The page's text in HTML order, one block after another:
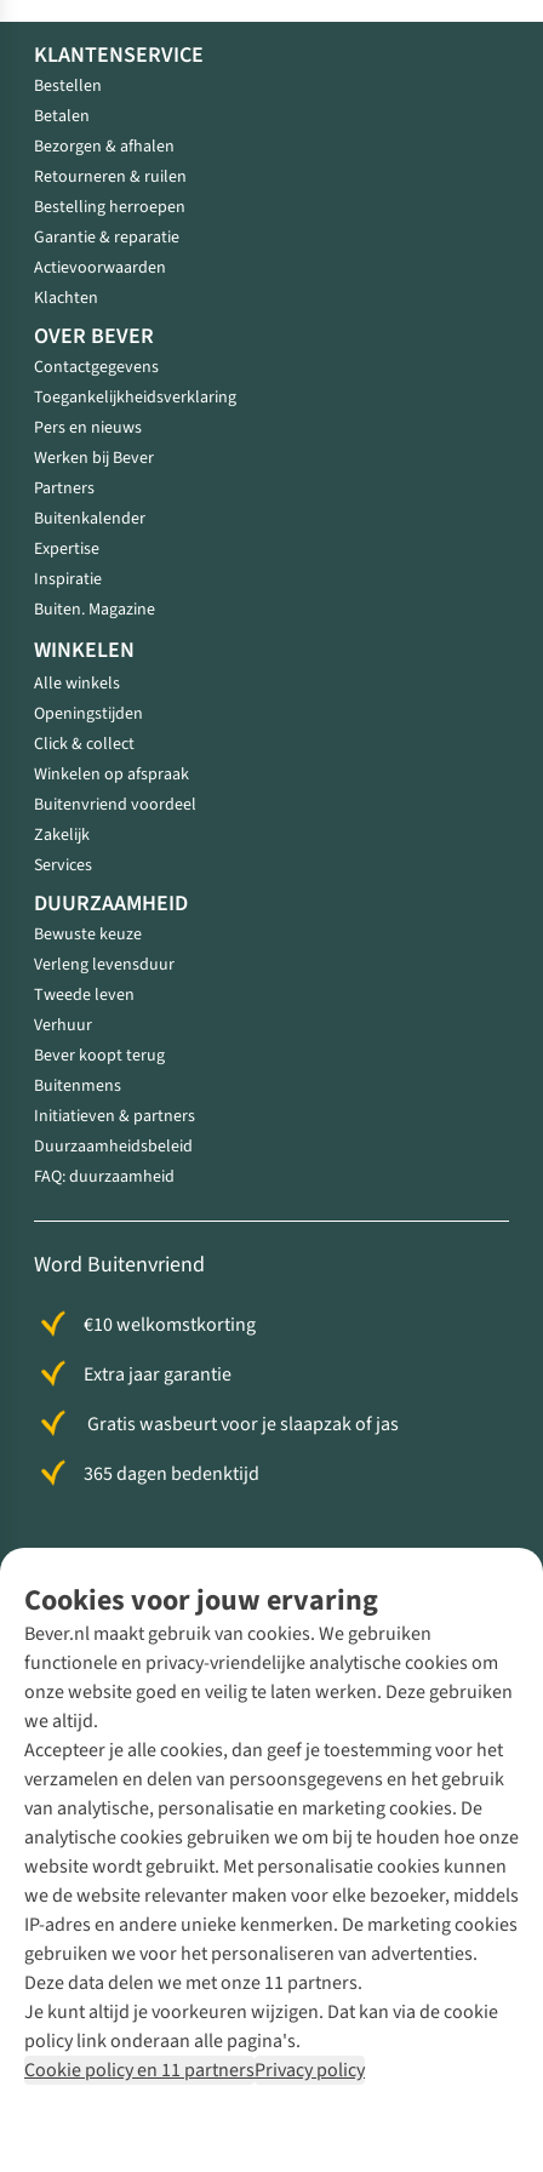
Cookies voor jouw ervaring
Bever.nl maakt gebruik van cookies. We gebruiken
functionele en privacy-vriendelijke analytische cookies om
onze website goed en veilig te laten werken. Deze gebruiken
we altijd.
Accepteer je alle cookies, dan geef je toestemming voor het
verzamelen en delen van persoonsgegevens en het gebruik
van analytische, personalisatie en marketing cookies. De
analytische cookies gebruiken we om bij te houden hoe onze
website wordt gebruikt. Met personalisatie cookies kunnen
we de website relevanter maken voor elke bezoeker, middels
IP-adres en andere unieke kenmerken. De marketing cookies
gebruiken we voor het personaliseren van advertenties.
Deze data delen we met onze 11 partners.
Je kunt altijd je voorkeuren wijzigen. Dat kan via de cookie
policy link onderaan alle pagina's.
Cookie policy en 11 partnersPrivacy policy
KLANTENSERVICE
Bestellen
Betalen
Bezorgen & afhalen
Retourneren & ruilen
Bestelling herroepen
Garantie & reparatie
Actievoorwaarden
Klachten
OVER BEVER
Contactgegevens
Toegankelijkheidsverklaring
Pers en nieuws
Werken bij Bever
Partners
Buitenkalender
Expertise
Inspiratie
Buiten. Magazine
WINKELEN
Alle winkels
Openingstijden
Click & collect
Winkelen op afspraak
Buitenvriend voordeel
Zakelijk
Services
DUURZAAMHEID
Bewuste keuze
Verleng levensduur
Tweede leven
Verhuur
Bever koopt terug
Buitenmens
Initiatieven & partners
Duurzaamheidsbeleid
FAQ: duurzaamheid
Word Buitenvriend
€10 welkomstkorting
Extra jaar garantie
Gratis wasbeurt voor je slaapzak of jas
365 dagen bedenktijd
Direct advies van een Buitenexpert
+31 (0)85 888 50 88
+31 6 12 28 49 80
Contactformulier